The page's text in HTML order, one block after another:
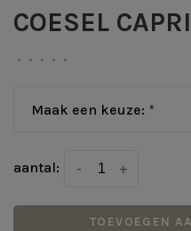
COESEL
• • • • •
Maak een keuze: *
aantal: +
-
TOEVOEGEN